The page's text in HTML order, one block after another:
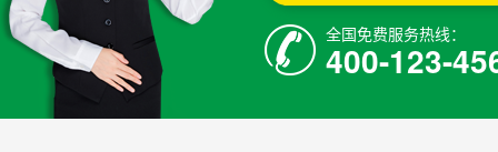
全国免费服务热线：
400-123-